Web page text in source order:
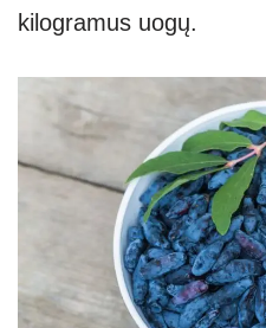
kilogramus uogų.